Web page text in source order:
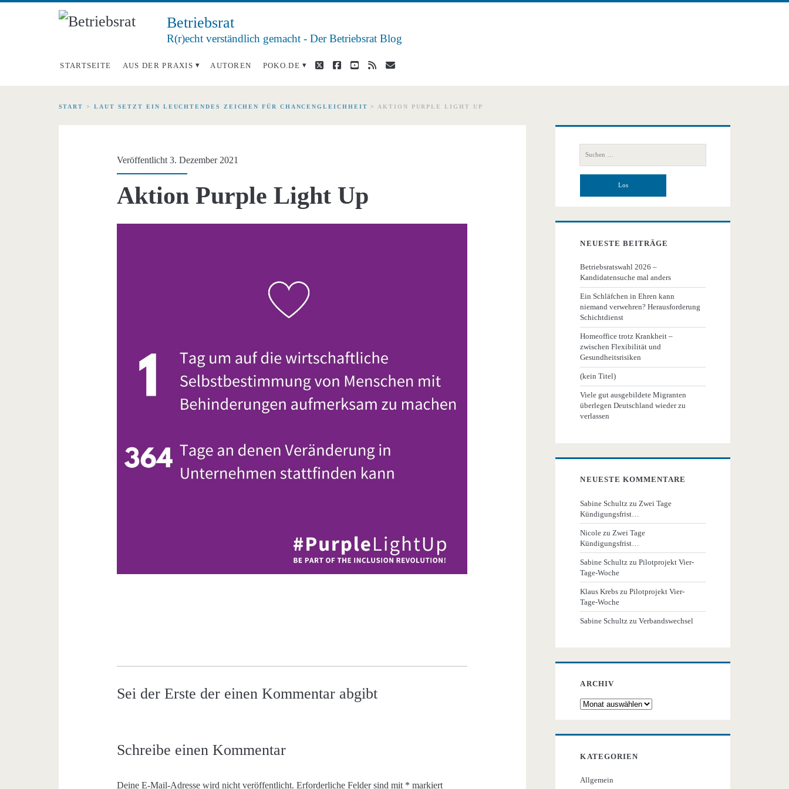
Betriebsrat
R(r)echt verständlich gemacht - Der Betriebsrat Blog
STARTSEITE AUS DER PRAXIS AUTOREN POKO.DE twitterfacebook
youtube
rss E-
Mail
START > LAUT SETZT EIN LEUCHTENDES ZEICHEN FÜR CHANCENGLEICHHEIT > AKTION PURPLE LIGHT UP
Veröffentlicht 3. Dezember 2021
Aktion Purple Light Up
Sei der Erste der einen Kommentar abgibt
Schreibe einen Kommentar
Deine E-Mail-Adresse wird nicht veröffentlicht. Erforderliche Felder sind mit * markiert
Primäre
Seitenleiste
nach:
NEUESTE BEITRÄGE
Betriebsratswahl 2026 –
Kandidatensuche mal anders
Ein Schläfchen in Ehren kann
niemand verwehren? Herausforderung
Schichtdienst
Homeoffice trotz Krankheit –
zwischen Flexibilität und
Gesundheitsrisiken
(kein Titel)
Viele gut ausgebildete Migranten
überlegen Deutschland wieder zu
verlassen
NEUESTE KOMMENTARE
Sabine Schultz zu Zwei Tage
Kündigungsfrist…
Nicole zu Zwei Tage
Kündigungsfrist…
Sabine Schultz zuPilotprojekt Vier-
Tage-Woche
Klaus Krebs zuPilotprojekt Vier-
Tage-Woche
Sabine Schultz zuVerbandswechsel
ARCHIV
Archiv
KATEGORIEN
Allgemein